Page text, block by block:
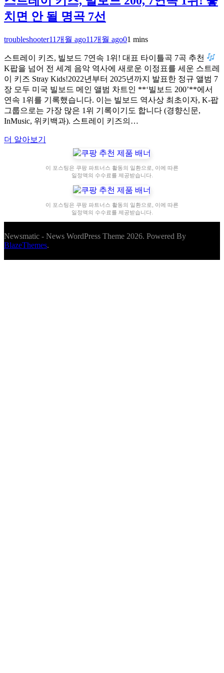
치면 안 될 명곡 7선
troubleshooter11개월 ago11개월 ago01 mins
스트레이 키즈, 빌보드 7연속 1위! 대표 타이틀곡 7곡 추천
K팝을 넘어 전 세계 음악 역사에 새로운 이정표를 세운 스트레
이 키즈 Stray Kids!2022년부터 2025년까지 발표한 정규 앨범 7
장 모두 미국 빌보드 메인 앨범 차트인 **‘빌보드 200’**에서
연속 1위를 기록했습니다. 이는 빌보드 역사상 최초이자, K-팝
그룹으로는 가장 많은 1위 기록이기도 합니다 (경향신문,
InMusic, 위키백과). 스트레이 키즈의…
더 알아보기
이 포스팅은 쿠팡 파트너스 활동의 일환으로, 이에 따른
일정액의 수수료를 제공받습니다.
이 포스팅은 쿠팡 파트너스 활동의 일환으로, 이에 따른
일정액의 수수료를 제공받습니다.
Newsmatic - News WordPress Theme 2026. Powered By
BlazeThemes.